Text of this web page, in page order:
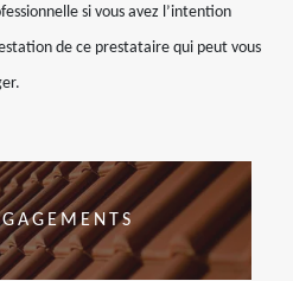
si vous avez l’intention
de ce prestataire qui peut vous